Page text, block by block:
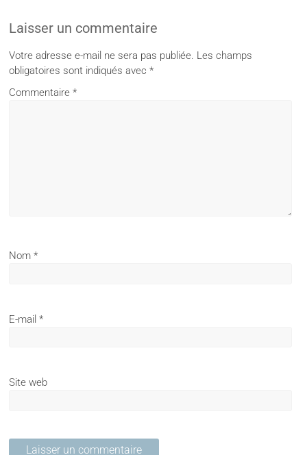
Laisser un commentaire
Votre adresse e-mail ne sera pas publiée. Les champs
obligatoires sont indiqués avec*
Commentaire*
Nom*
E-mail*
Site web